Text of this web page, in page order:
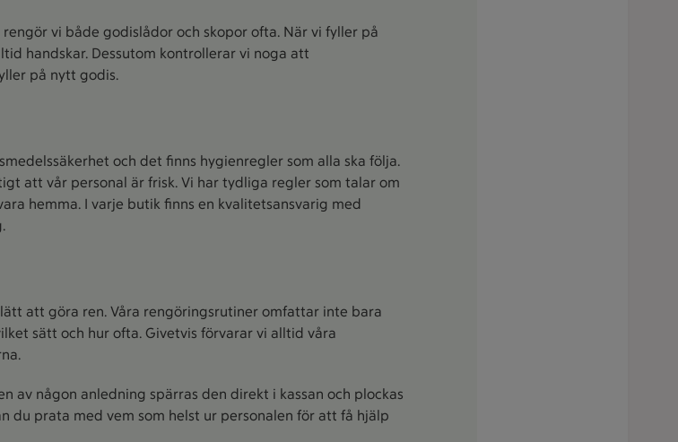
vi både godislådor och skopor ofta. När vi fyller på
handskar. Dessutom kontrollerar vi noga att
på nytt godis.
och det finns hygienregler som alla ska följa.
att vår personal är frisk. Vi har tydliga regler som talar om
hemma. I varje butik finns en kvalitetsansvarig med
att göra ren. Våra rengöringsrutiner omfattar inte bara
sätt och hur ofta. Givetvis förvarar vi alltid våra
av någon anledning spärras den direkt i kassan och plockas
du prata med vem som helst ur personalen för att få hjälp